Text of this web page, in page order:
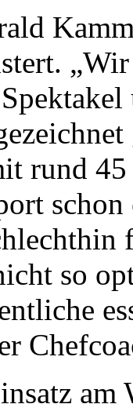
rund
so
am